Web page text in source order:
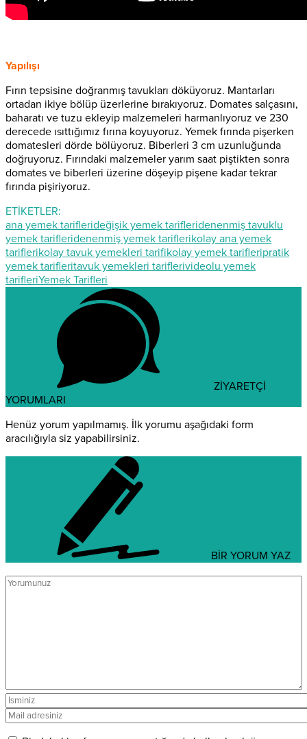
Yapılışı
Fırın tepsisine doğranmış tavukları döküyoruz. Mantarları
ortadan ikiye bölüp üzerlerine bırakıyoruz. Domates salçasını,
baharatı ve tuzu ekleyip malzemeleri harmanlıyoruz ve 230
derecede ısıttığımız fırına koyuyoruz. Yemek fırında pişerken
domatesleri dörde bölüyoruz. Biberleri 3 cm uzunluğunda
doğruyoruz. Fırındaki malzemeler yarım saat piştikten sonra
domates ve biberleri üzerine döşeyip pişene kadar tekrar
fırında pişiriyoruz.
ETİKETLER:
ana yemek tariflerideğişik yemek tarifleridenenmiş tavuklu
yemek tarifleridenenmiş yemek tariflerikolay ana yemek
tariflerikolay tavuk yemekleri tarifikolay yemek tarifleripratik
yemek tarifleritavuk yemekleri tariflerivideolu yemek
tarifleriYemek Tarifleri
ZİYARETÇİ
YORUMLARI
Henüz yorum yapılmamış. İlk yorumu aşağıdaki form
aracılığıyla siz yapabilirsiniz.
BİR YORUM YAZ